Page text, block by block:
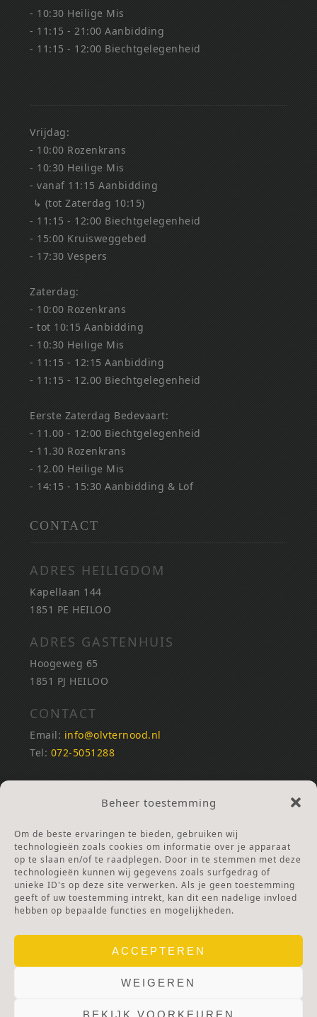
Beheer toestemming
Om de beste ervaringen te bieden, gebruiken wij
technologieën zoals cookies om informatie over je apparaat
op te slaan en/of te raadplegen. Door in te stemmen met deze
technologieën kunnen wij gegevens zoals surfgedrag of
unieke ID's op deze site verwerken. Als je geen toestemming
geeft of uw toestemming intrekt, kan dit een nadelige invloed
hebben op bepaalde functies en mogelijkheden.
ACCEPTEREN
WEIGEREN
BEKIJK VOORKEUREN
- 10:30 Heilige Mis
- 11:15 - 21:00 Aanbidding
- 11:15 - 12:00 Biechtgelegenheid
Vrijdag:
- 10:00 Rozenkrans
- 10:30 Heilige Mis
- vanaf 11:15 Aanbidding
↳ (tot Zaterdag 10:15)
- 11:15 - 12:00 Biechtgelegenheid
- 15:00 Kruisweggebed
- 17:30 Vespers
Zaterdag:
- 10:00 Rozenkrans
- tot 10:15 Aanbidding
- 10:30 Heilige Mis
- 11:15 - 12:15 Aanbidding
- 11:15 - 12.00 Biechtgelegenheid
Eerste Zaterdag Bedevaart:
- 11.00 - 12:00 Biechtgelegenheid
- 11.30 Rozenkrans
- 12.00 Heilige Mis
- 14:15 - 15:30 Aanbidding & Lof
CONTACT
ADRES HEILIGDOM
Kapellaan 144
1851 PE HEILOO
ADRES GASTENHUIS
Hoogeweg 65
1851 PJ HEILOO
CONTACT
Email: info@olvternood.nl
Tel: 072-5051288
REKENINGNUMMERS
NL25INGB0000672168
Ga naar Doneren
ANBI Stichting
RSIN nummer:002832987